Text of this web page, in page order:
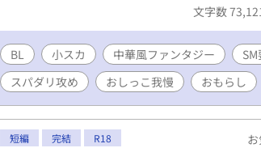
文字数
BL 小スカ 中華風ファンタジー
スパダリ攻め
おしっこ我慢 おもらし
短編 完結 R18